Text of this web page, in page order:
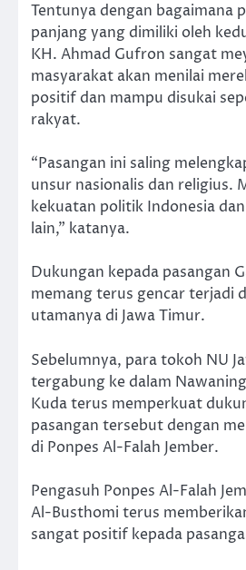
Tentunya dengan bagaimana
panjang yang dimiliki oleh
KH. Ahmad Gufron sangat
masyarakat akan menilai
positif dan mampu disukai
rakyat.
“Pasangan ini saling
unsur nasionalis dan religius.
kekuatan politik Indonesia
lain,” katanya.
Dukungan kepada pasangan
memang terus gencar terjadi
utamanya di Jawa Timur.
Sebelumnya, para tokoh NU
tergabung ke dalam
Kuda terus memperkuat
pasangan tersebut dengan
di Ponpes Al-Falah Jember.
Pengasuh Ponpes Al-Falah
Al-Busthomi terus
sangat positif kepada